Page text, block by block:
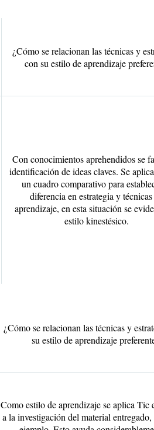
¿Cómo se relacionan las técnicas y
con su estilo de aprendizaje
Con conocimientos aprehendidos se
identificación de ideas claves. Se
un cuadro comparativo para
diferencia en estrategia y
aprendizaje, en esta situación se
estilo kinestésico.
¿Cómo se relacionan las técnicas y
su estilo de aprendizaje
Como estilo de aprendizaje se aplica Tic
a la investigación del material entregado,